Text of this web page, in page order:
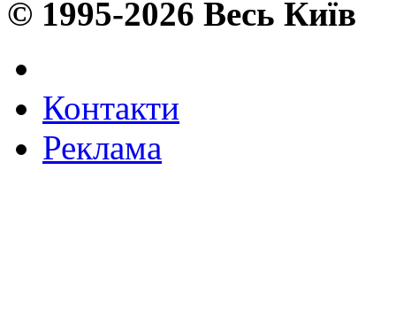
© 1995-2026 Весь Київ
Контакти
Реклама